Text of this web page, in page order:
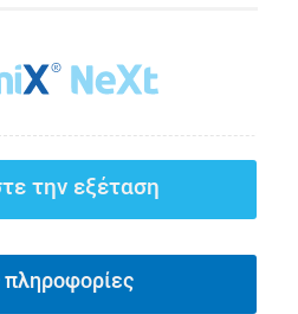
την εξέταση
πληροφορίες